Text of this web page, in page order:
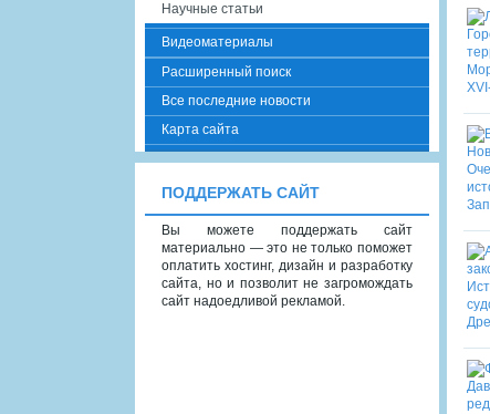
Научные статьи
Видеоматериалы
Расширенный поиск
Все последние новости
Карта сайта
ПОДДЕРЖАТЬ САЙТ
Вы можете поддержать сайт
материально — это не только поможет
оплатить хостинг, дизайн и разработку
сайта, но и позволит не загромождать
сайт надоедливой рекламой.